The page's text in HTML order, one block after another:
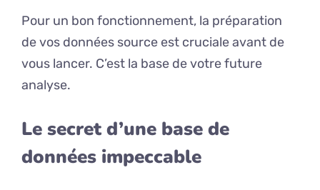
Pour un bon fonctionnement, la préparation
de vos données source est cruciale avant de
vous lancer. C’est la base de votre future
analyse.
Le secret d’une base de
données impeccable